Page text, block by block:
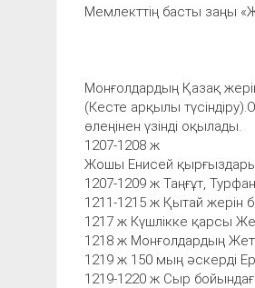
Мемлекттің басты заңы
Монғолдардың Қазақ
(Кесте арқылы
өлеңінен үзінді оқылады.
1207-1208 ж
Жошы Енисей
1207-1209 ж Таңғұт,
1211-1215 ж Қытай жерін
1217 ж Күшлікке қарсы
1218 ж Монғолдардың
1219 ж 150 мың әскерді
1219-1220 ж Сыр